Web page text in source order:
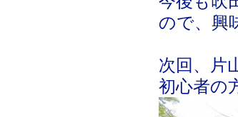
ので、興
次回、片
初心者の